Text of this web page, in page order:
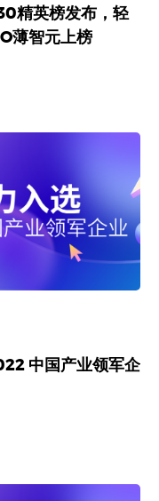
精英榜发布，轻
薄智元上榜
中国产业领军企